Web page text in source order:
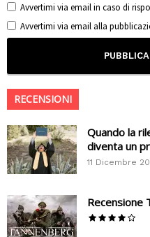
Avvertimi via email in caso di
Avvertimi via email alla
RECENSIONI
Quando la
diventa un
11 Dicembre
Recensione